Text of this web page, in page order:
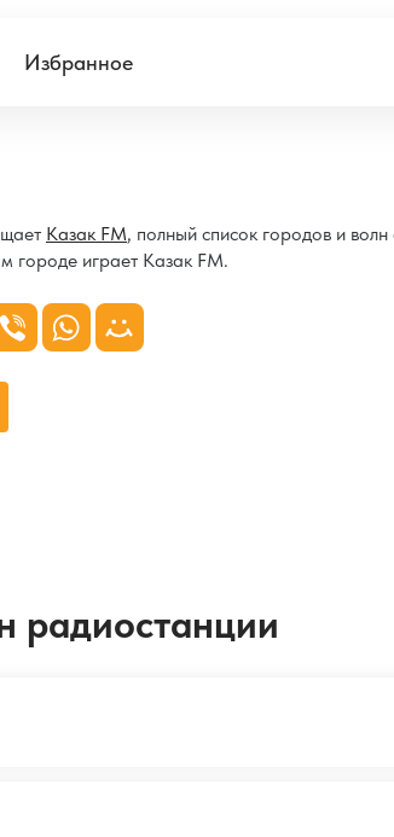
Избранное
Казак FM, полный список городов и
городе играет Казак FM.
радиостанции